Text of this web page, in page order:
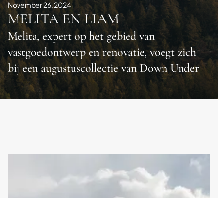
November 26, 2024
MELITA EN LIAM
Melita, expert op het gebied van
vastgoedontwerp en renovatie, voegt zich
bij een augustuscollectie van Down Under